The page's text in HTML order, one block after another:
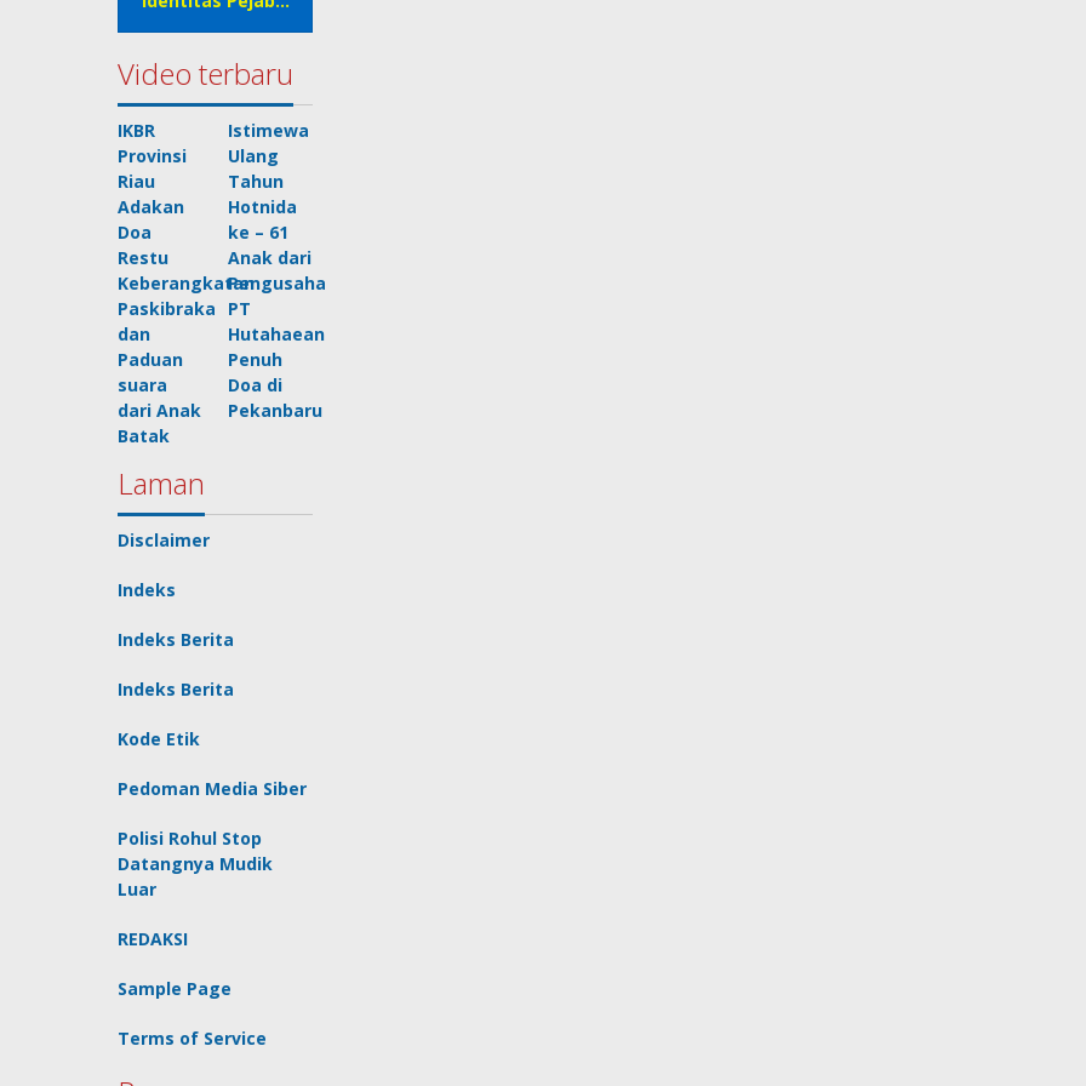
Video terbaru
IKBR
Provinsi
Riau
Adakan
Doa
Restu
Keberangkatan
Paskibraka
dan
Paduan
suara
dari Anak
Batak
Istimewa
Ulang
Tahun
Hotnida
ke – 61
Anak dari
Pengusaha
PT
Hutahaean
Penuh
Doa di
Pekanbaru
Laman
Disclaimer
Indeks
Indeks Berita
Indeks Berita
Kode Etik
Pedoman Media Siber
Polisi Rohul Stop
Datangnya Mudik
Luar
REDAKSI
Sample Page
Terms of Service